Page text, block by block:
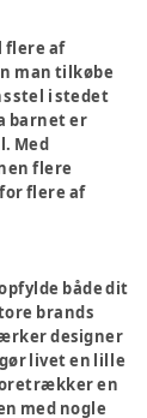
flere af
man tilkøbe
stel i stedet
barnet er
Med
flere
flere af
både dit
brands
designer
livet en lille
en
med nogle